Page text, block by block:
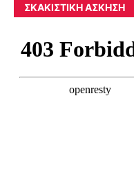
ΣΚΑΚΙΣΤΙΚΉ ΆΣΚΗΣΗ